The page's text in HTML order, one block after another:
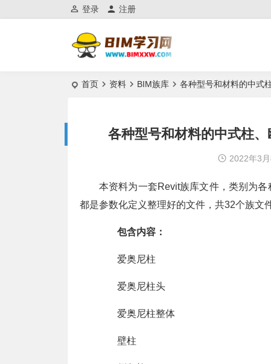
登录 注册
首页 资料 BIM族库 各种型号和材料的中式
各种型号和材料的中式柱
2022年3月
本资料为一套Revit族库文件，类别为
都是参数化定义整理好的文件，共32个族文
包含内容：
爱奥尼柱
爱奥尼柱头
爱奥尼柱整体
壁柱